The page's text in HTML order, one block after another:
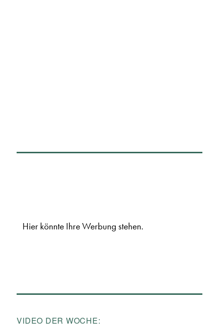
Hier könnte Ihre Werbung stehen.
VIDEO DER WOCHE: